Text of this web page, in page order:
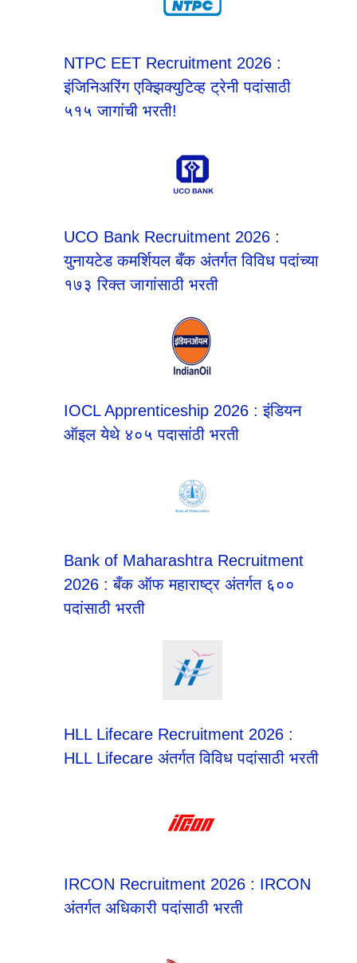
NTPC EET Recruitment 2026 :
इंजिनिअरिंग एक्झिक्युटिव्ह ट्रेनी पदांसाठी
५१५ जागांची भरती!
UCO Bank Recruitment 2026 :
युनायटेड कमर्शियल बँक अंतर्गत विविध पदांच्या
१७३ रिक्त जागांसाठी भरती
IOCL Apprenticeship 2026 : इंडियन
ऑइल येथे ४०५ पदासांठी भरती
Bank of Maharashtra Recruitment
2026 : बँक ऑफ महाराष्ट्र अंतर्गत ६००
पदांसाठी भरती
HLL Lifecare Recruitment 2026 :
HLL Lifecare अंतर्गत विविध पदांसाठी भरती
IRCON Recruitment 2026 : IRCON
अंतर्गत अधिकारी पदांसाठी भरती